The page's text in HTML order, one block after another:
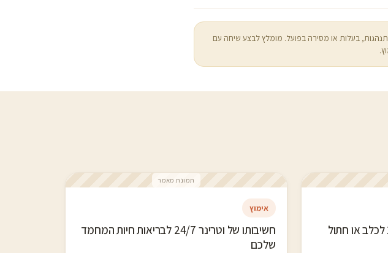
בעלות או מסירה בפועל. מומלץ לבצע שיחה עם
למה חשוב לבחור וטרינר 24/7 לכלב או חתול
תמונת מאמר
אימוץ
חשיבותו של וטרינר 24/7 לבריאות חיות המחמד
שלכם